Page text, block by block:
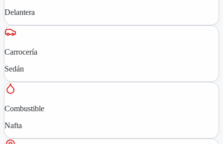
Delantera
Carrocería
Sedán
Combustible
Nafta